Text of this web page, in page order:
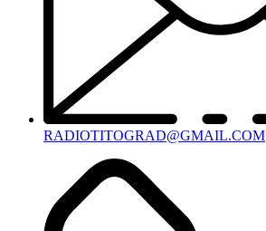
RADIOTITOGRAD@GMAIL.COM